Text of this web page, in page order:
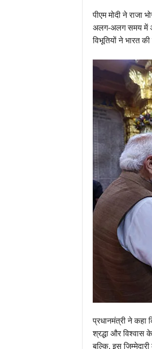
पीएम मोदी ने राजा
अलग-अलग समय में
विभूतियों ने भारत
प्रधानमंत्री ने कहा
श्रद्धा और विश्वास
बल्कि, इस